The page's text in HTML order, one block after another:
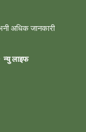
अधिक जानकारी
न्यु लाइफ